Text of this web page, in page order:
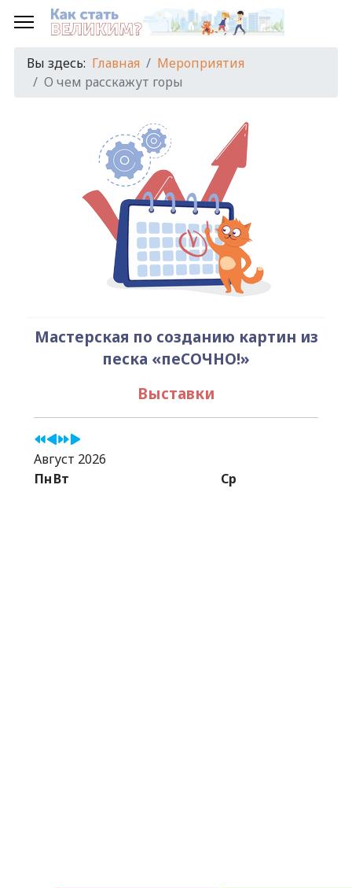
Вы здесь: Главная
Мероприятия
О чем расскажут горы
Мастерская по созданию картин из
песка «пеСОЧНО!»
Выставки
годмесяц
годмесяц
Август 2026
ПнВт Ср